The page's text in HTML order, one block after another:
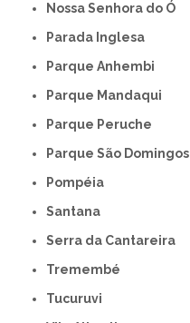
Nossa Senhora do Ó
Parada Inglesa
Parque Anhembi
Parque Mandaqui
Parque Peruche
Parque São Domingos
Pompéia
Santana
Serra da Cantareira
Tremembé
Tucuruvi